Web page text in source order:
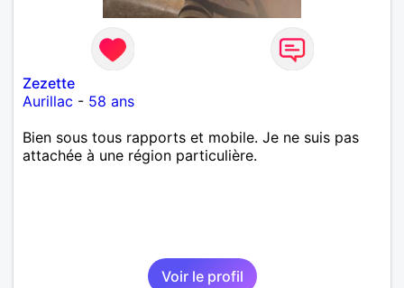
Zezette
Aurillac - 58 ans
Bien sous tous rapports et mobile. Je ne suis pas
attachée à une région particulière.
Voir le profil